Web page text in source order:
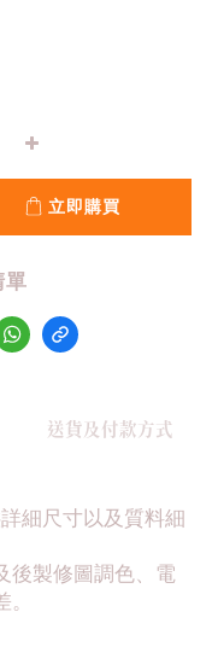
立即購買
單
送貨及付款方式
細尺寸以及質料細
後製修圖調色、電